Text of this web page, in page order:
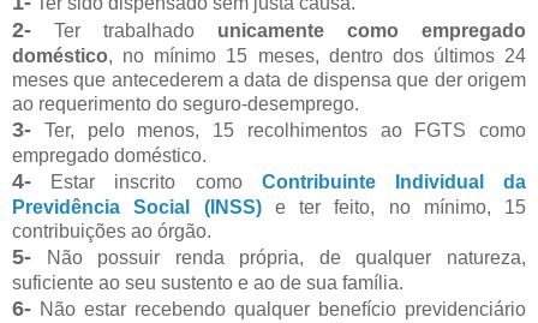
2- Ter trabalhado unicamente como empregado
doméstico, no mínimo 15 meses, dentro dos últimos 24
meses que antecederem a data de dispensa que der origem
ao requerimento do seguro-desemprego.
3- Ter, pelo menos, 15 recolhimentos ao FGTS como
empregado doméstico.
4- Estar inscrito como Contribuinte Individual da
Previdência Social (INSS)e ter feito, no mínimo, 15
contribuições ao órgão.
5- Não possuir renda própria, de qualquer natureza,
suficiente ao seu sustento e ao de sua família.
6- Não estar recebendo qualquer benefício previdenciário